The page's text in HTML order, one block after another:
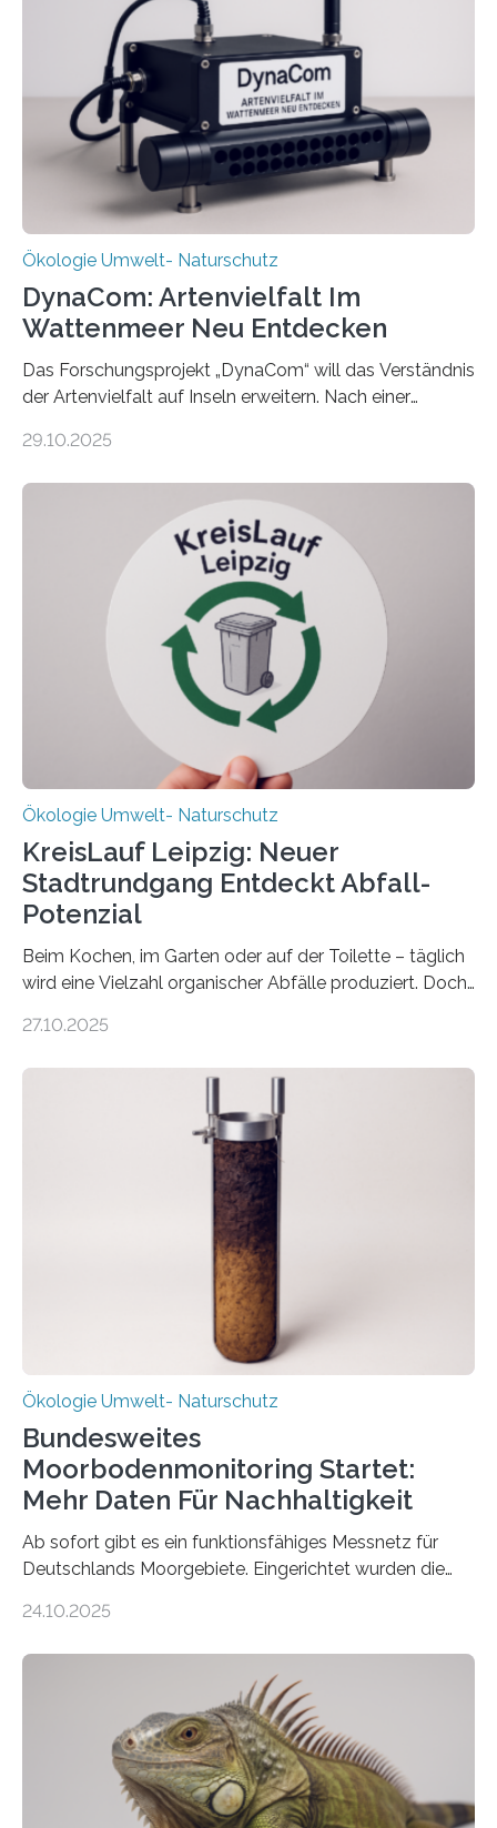
Ökologie Umwelt- Naturschutz
DynaCom: Artenvielfalt Im
Wattenmeer Neu Entdecken
Das Forschungsprojekt „DynaCom“ will das Verständnis
der Artenvielfalt auf Inseln erweitern. Nach einer
Beobachtungen im Wattenmeer ist nun eine große
Oldenburg befassen sich insbesondere damit, wie ein
Ökosystem gedeiht – und wie sich dieser Prozess
verlässlich prognostizieren lässt. Grünes Licht für
„DynaCom“: Die Deutsche Forschungsgemeinschaft
(DFG) fördert das Anfang 2019 gestartete
Forschungsprojekt an der Universität Oldenburg für
zwei weitere Jahre mit rund 1,2 Millionen Euro. „Wir
freuen uns sehr über…
29.10.2025
Ökologie Umwelt- Naturschutz
KreisLauf Leipzig: Neuer
Stadtrundgang Entdeckt Abfall-
Potenzial
Beim Kochen, im Garten oder auf der Toilette – täglich
wird eine Vielzahl organischer Abfälle produziert. Doch
Potenzial nur dann entfalten können, wenn sie in
Veränderung der Wirtschaft wichtig ist, zeigt der vom
Deutschen Biomasseforschungszentrum und der
Stadtreinigung Leipzig konzipierte und am 24. Oktober
2025 offiziell eingeweihte Stadtrundgang „KreisLauf“. Er
ist ab sofort im Leipziger Stadtgebiet…
27.10.2025
Ökologie Umwelt- Naturschutz
Bundesweites
Moorbodenmonitoring Startet:
Mehr Daten Für Nachhaltigkeit
Ab sofort gibt es ein funktionsfähiges Messnetz für
Deutschlands Moorgebiete. Eingerichtet wurden die
vergangenen fünf Jahren von Wissenschaftlerinnen
heutigen Donnerstag übergeben sie ihren Bericht zur
Aufbauphase an den Auftraggeber, das
Bundesministerium für Landwirtschaft, Ernährung und
Heimat. Braunschweig/Eberswalde (23. Oktober 2025).
Ein Netz aus 155 Messstationen spannt sich neuerdings
über Deutschlands Moorböden. Eingerichtet wurden sie
24.10.2025